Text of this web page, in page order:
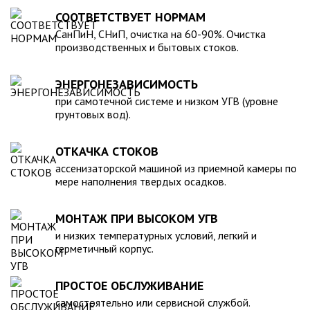
для машины. При подборе септика нужно рассчитать объем
стоков в зависимости от количества пользователей и
возможности залпового слива.
устойчивость к воздействию любых агрессивных веществ.
2. Возможность использования при больших перепадах
температуры, в том числе при очень низких в зимний
период. 3. Долговечность – срок эксплуатации исчисляется
устанавливается на подготовленном месте в течение
нескольких часов. 5. Простота обслуживания.В
ассортименте продукции, реализуемой нашей компанией –
пластиковые и стеклопластиковые изделия, изготовленные
в полном соответствии с Государственными стандартами,
санитарно-гигиеническими и другими нормативами.
СООТВЕТСТВУЕТ НОРМАМ
СанПиН, СНиП, очистка на 60-90%. Очистка
производственных и бытовых стоков.
ЭНЕРГОНЕЗАВИСИМОСТЬ
при самотечной системе и низком УГВ (уровне
грунтовых вод).
ОТКАЧКА СТОКОВ
ассенизаторской машиной из приемной камеры по
мере наполнения твердых осадков.
МОНТАЖ ПРИ ВЫСОКОМ УГВ
и низких температурных условий, легкий и
герметичный корпус.
ПРОСТОЕ ОБСЛУЖИВАНИЕ
самостоятельно или сервисной службой.